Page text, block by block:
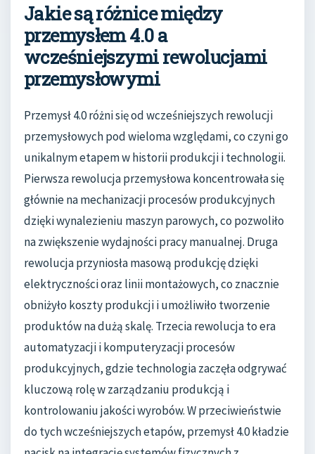
Jakie są różnice między
przemysłem 4.0 a
wcześniejszymi rewolucjami
przemysłowymi
Przemysł 4.0 różni się od wcześniejszych rewolucji
przemysłowych pod wieloma względami, co czyni go
unikalnym etapem w historii produkcji i technologii.
Pierwsza rewolucja przemysłowa koncentrowała się
głównie na mechanizacji procesów produkcyjnych
dzięki wynalezieniu maszyn parowych, co pozwoliło
na zwiększenie wydajności pracy manualnej. Druga
rewolucja przyniosła masową produkcję dzięki
elektryczności oraz linii montażowych, co znacznie
obniżyło koszty produkcji i umożliwiło tworzenie
produktów na dużą skalę. Trzecia rewolucja to era
automatyzacji i komputeryzacji procesów
produkcyjnych, gdzie technologia zaczęła odgrywać
kluczową rolę w zarządzaniu produkcją i
kontrolowaniu jakości wyrobów. W przeciwieństwie
do tych wcześniejszych etapów, przemysł 4.0 kładzie